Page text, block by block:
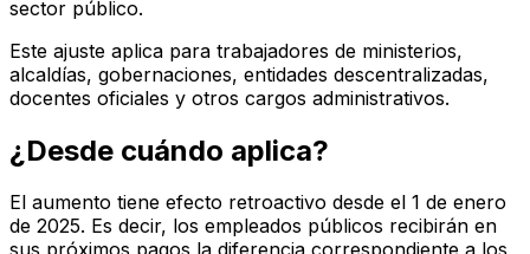
sector público.
Este ajuste aplica para trabajadores de ministerios,
alcaldías, gobernaciones, entidades descentralizadas,
docentes oficiales y otros cargos administrativos.
¿Desde cuándo aplica?
El aumento tiene efecto retroactivo desde el 1 de enero
de 2025. Es decir, los empleados públicos recibirán en